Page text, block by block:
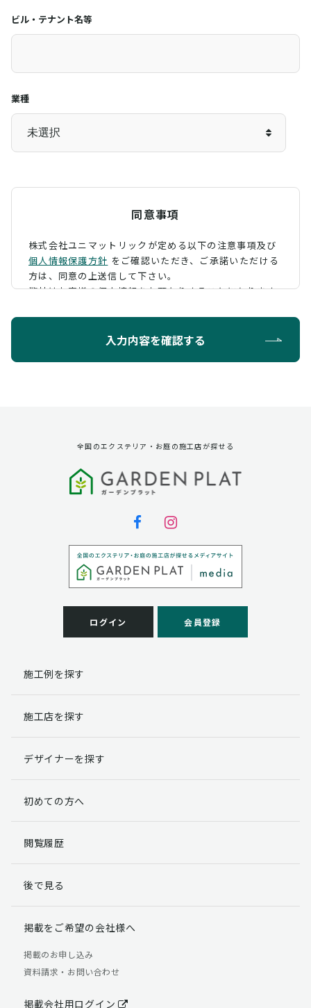
ビル・テナント名等
業種
同意事項
株式会社ユニマットリックが定める以下の注意事項及び
個人情報保護方針 をご確認いただき、 ご承諾いただける
方は、同意の上送信して下さい。
弊社はお客様の個人情報をお預かりすることになります
ように定め、保護に努めております。
第三者への提供
弊社は法律で定められている場合を除いて、お客様の個
個人情報の取扱い業務の委託
弊社は事業運営上、お客様により良いサービスを提供す
るために業務の一部を外部に委託しており、業務委託先
客様には、貴殿の個人情報の利用目的の通知、開示、訂
理・機密保持などによりお客様の個人情報の漏洩防止に
個人情報提出の任意性
す。
らかじめご了承ください。
個人情報の開示請求について
る権利があります。
「個人情報の取り扱いについて」
【お問合せ先】 個人情報問合せ窓口
TEL：03-5411-7891（平日9:00 ～ 18:00）
入力内容を確認する
全国のエクステリア・お庭の施工店が探せる
ログイン 会員登録
施工例を探す
施工店を探す
デザイナーを探す
初めての方へ
閲覧履歴
後で見る
掲載をご希望の会社様へ
掲載のお申し込み
資料請求・お問い合わせ
掲載会社用ログイン